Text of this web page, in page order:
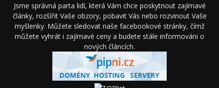
Jsme správná parta lidí, která Vám chce poskytnout zajímavé
články, rozšířit Vaše obzory, pobavit Vás nebo rozvinout Vaše
myšlenky. Můžete sledovat naše facebookové stránky, čímž
můžete vyhrát i zajímavé ceny a budete stále informováni o
nových článcích.